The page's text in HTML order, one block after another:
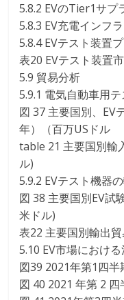
5.8.2 EVのTier1サプ
5.8.3 EV充電インフ
5.8.4 EVテスト装置
表20 EVテスト装置
5.9 貿易分析
5.9.1 電気自動車用
図 37 主要国別、EV
年）（百万USドル
table 21 主要国別輸
ル)
5.9.2 EVテスト機器
図 38 主要国別EV試
米ドル)
表22 主要国別輸出
5.10 EV市場におけ
図39 2021年第1四
図 40 2021 年第 2